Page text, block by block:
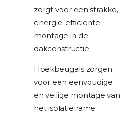
zorgt voor een strakke,
energie-efficiënte
montage in de
dakconstructie
Hoekbeugels zorgen
voor een eenvoudige
en veilige montage van
het isolatieframe